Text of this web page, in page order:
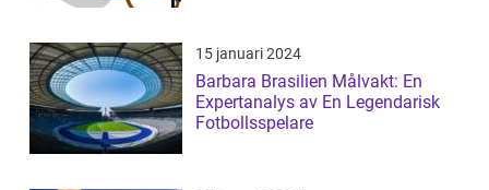
15 januari 2024
Barbara Brasilien Målvakt: En
Expertanalys av En Legendarisk
Fotbollsspelare